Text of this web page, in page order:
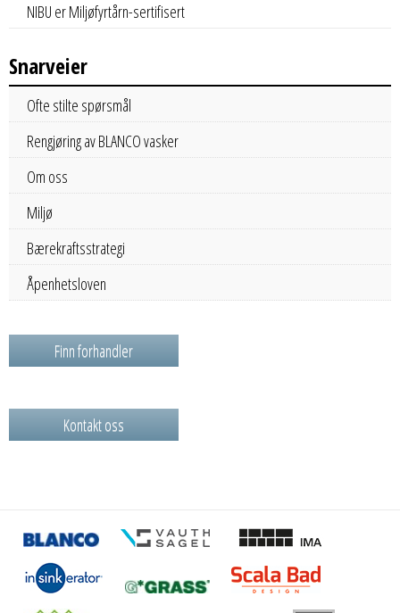
NIBU er Miljøfyrtårn-sertifisert
Snarveier
Ofte stilte spørsmål
Rengjøring av BLANCO vasker
Om oss
Miljø
Bærekraftsstrategi
Åpenhetsloven
Finn forhandler
Kontakt oss